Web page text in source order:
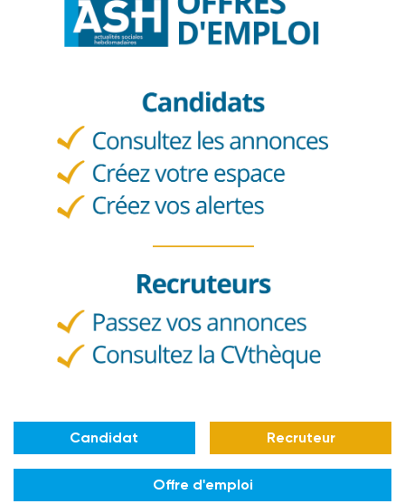
Candidat Recruteur
Offre d'emploi